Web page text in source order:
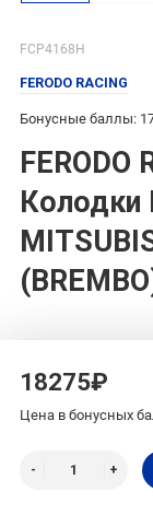
FCP4168H
FERODO RACING
Бонусные баллы:
FERODO
Колодки
18275₽
Цена в бонусных